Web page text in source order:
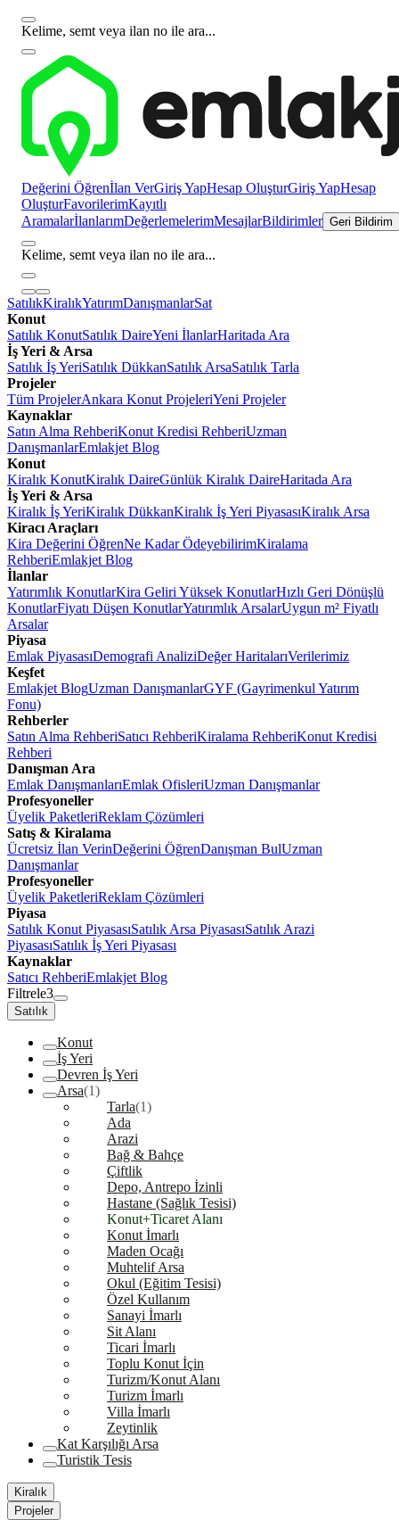
Kelime, semt veya ilan no ile ara...
Değerini Öğrenİlan VerGiriş YapHesap OluşturGiriş YapHesap
OluşturFavorilerimKayıtlı
AramalarİlanlarımDeğerlemelerimMesajlarBildirimler Geri Bildirim
Kelime, semt veya ilan no ile ara...
SatılıkKiralıkYatırımDanışmanlarSat
Konut
Satılık KonutSatılık DaireYeni İlanlarHaritada Ara
İş Yeri & Arsa
Satılık İş YeriSatılık DükkanSatılık ArsaSatılık Tarla
Projeler
Tüm ProjelerAnkara Konut ProjeleriYeni Projeler
Kaynaklar
Satın Alma RehberiKonut Kredisi RehberiUzman
DanışmanlarEmlakjet Blog
Konut
Kiralık KonutKiralık DaireGünlük Kiralık DaireHaritada Ara
İş Yeri & Arsa
Kiralık İş YeriKiralık DükkanKiralık İş Yeri PiyasasıKiralık Arsa
Kiracı Araçları
Kira Değerini ÖğrenNe Kadar ÖdeyebilirimKiralama
RehberiEmlakjet Blog
İlanlar
Yatırımlık KonutlarKira Geliri Yüksek KonutlarHızlı Geri Dönüşlü
KonutlarFiyatı Düşen KonutlarYatırımlık ArsalarUygun m² Fiyatlı
Arsalar
Piyasa
Emlak PiyasasıDemografi AnaliziDeğer HaritalarıVerilerimiz
Keşfet
Emlakjet BlogUzman DanışmanlarGYF (Gayrimenkul Yatırım
Fonu)
Rehberler
Satın Alma RehberiSatıcı RehberiKiralama RehberiKonut Kredisi
Rehberi
Danışman Ara
Emlak DanışmanlarıEmlak OfisleriUzman Danışmanlar
Profesyoneller
Üyelik PaketleriReklam Çözümleri
Satış & Kiralama
Ücretsiz İlan VerinDeğerini ÖğrenDanışman BulUzman
Danışmanlar
Profesyoneller
Üyelik PaketleriReklam Çözümleri
Piyasa
Satılık Konut PiyasasıSatılık Arsa PiyasasıSatılık Arazi
PiyasasıSatılık İş Yeri Piyasası
Kaynaklar
Satıcı RehberiEmlakjet Blog
Filtrele3
Satılık
Konut
İş Yeri
Devren İş Yeri
Arsa(1)
Tarla(1)
Ada
Arazi
Bağ & Bahçe
Çiftlik
Depo, Antrepo İzinli
Hastane (Sağlık Tesisi)
Konut+Ticaret Alanı
Konut İmarlı
Maden Ocağı
Muhtelif Arsa
Okul (Eğitim Tesisi)
Özel Kullanım
Sanayi İmarlı
Sit Alanı
Ticari İmarlı
Toplu Konut İçin
Turizm/Konut Alanı
Turizm İmarlı
Villa İmarlı
Zeytinlik
Kat Karşılığı Arsa
Turistik Tesis
Kiralık
Projeler